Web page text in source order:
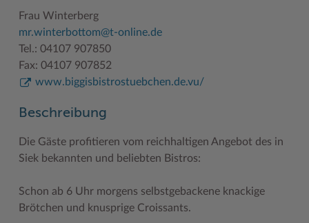
Geodatenportale (Kreiskarte)
Kontakt / Öffnungszeiten
Leistungen
Lexikon
Fotoarchiv
Klimaanpassungskonzept
Lokales Wetter
Newsletter
Kreispräsident
Kreistag und Ausschüsse
Kreistag Sitzungskalender
Landrat
Sonderbereiche
Städte und Gemeinden
Offene Stellen
Weiterbildung beim Kreis Stormarn
Klimaschutz beim Kreis Stormarn
Projekt e-Gewerbe
Stormarner Bündnis für bezahlbares Wohnen
Zahlen, Daten, Fakten
Kulturelle Einrichtungen
Naturschutzgebiete
Storchenhorste
Lieblingsplätze in der Metropolregion
Frau Winterberg
mr.winterbottom@t-online.de
Tel.: 04107 907850
Fax: 04107 907852
www.biggisbistrostuebchen.de.vu/
Beschreibung
Die Gäste profitieren vom reichhaltigen Angebot des in
Siek bekannten und beliebten Bistros:
Schon ab 6 Uhr morgens selbstgebackene knackige
Brötchen und knusprige Croissants.